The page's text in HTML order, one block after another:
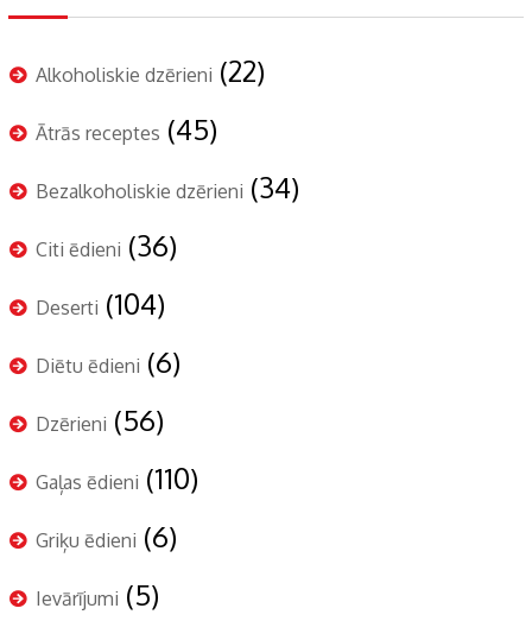
Alkoholiskie dzērieni (22)
Ātrās receptes (45)
Bezalkoholiskie dzērieni (34)
Citi ēdieni (36)
Deserti (104)
Diētu ēdieni (6)
Dzērieni (56)
Gaļas ēdieni (110)
Griķu ēdieni (6)
Ievārījumi (5)